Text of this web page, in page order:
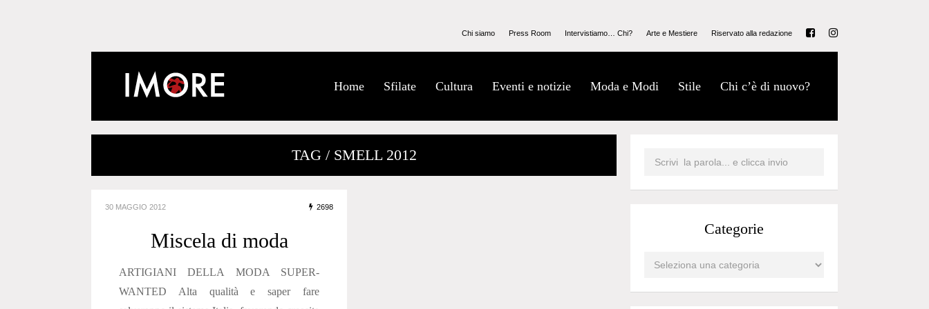
Chi siamo Press Room Intervistiamo… Chi? Arte e Mestiere Riservato alla redazione
Home Sfilate Cultura Eventi e notizie Moda e Modi Stile Chi c’è di nuovo?
TAG / SMELL 2012
30 MAGGIO 2012 2698
Miscela di moda
ARTIGIANI DELLA MODA SUPER-
WANTED Alta qualità e saper fare
Categorie